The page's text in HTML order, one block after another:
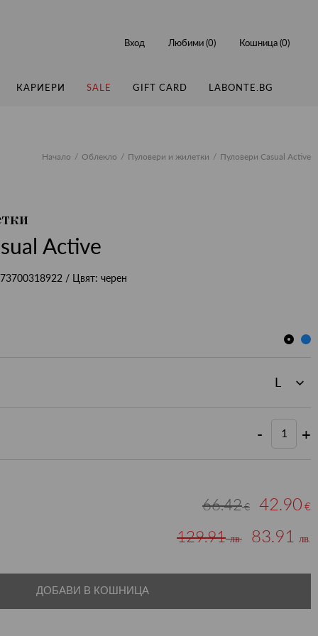
КАРИЕРИ SALE GIFT CARD LABONTE.BG
Вход Любими (0) Кошница (0)
Начало Облекло Пуловери и жилетки Пуловери Casual Active
Active
/ Цвят: черен
- +
66.42€ 42.90 €
129.91лв. 83.91 лв.
ДОБАВИ В КОШНИЦА